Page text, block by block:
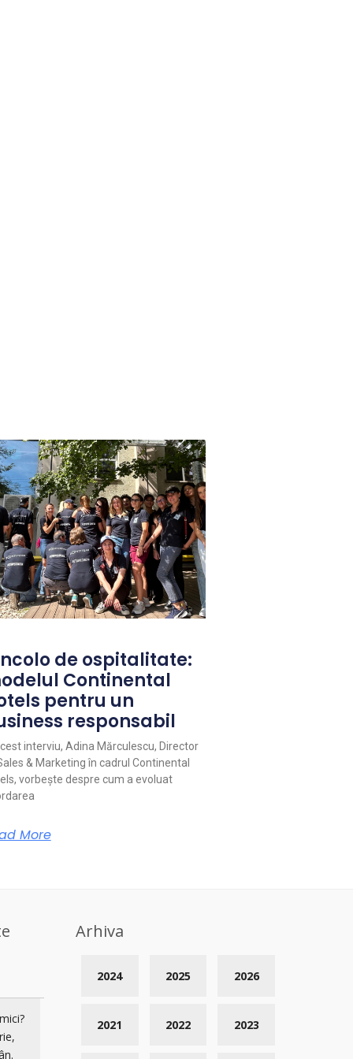
de ospitalitate:
Continental
pentru un
responsabil
interviu, Adina Mărculescu, Director
& Marketing în cadrul Continental
vorbește despre cum a evoluat
More
Arhiva
2026
2025
2024
2023
2022
2021